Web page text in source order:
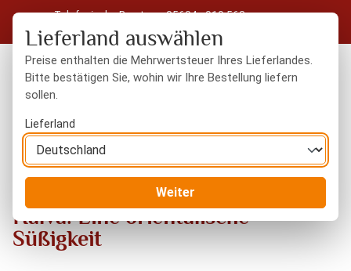
Zum Hauptinhalt springen
Telefonische Beratung: 05604 - 919 563
Kostenloser Versand in Deutschland ab 50 € Warenwert
Halva: Eine orientalische Süßigkeit
Halva: Eine orientalische
Süßigkeit
Lieferland auswählen
Preise enthalten die Mehrwertsteuer Ihres Lieferlandes.
Bitte bestätigen Sie, wohin wir Ihre Bestellung liefern
sollen.
Lieferland
Weiter